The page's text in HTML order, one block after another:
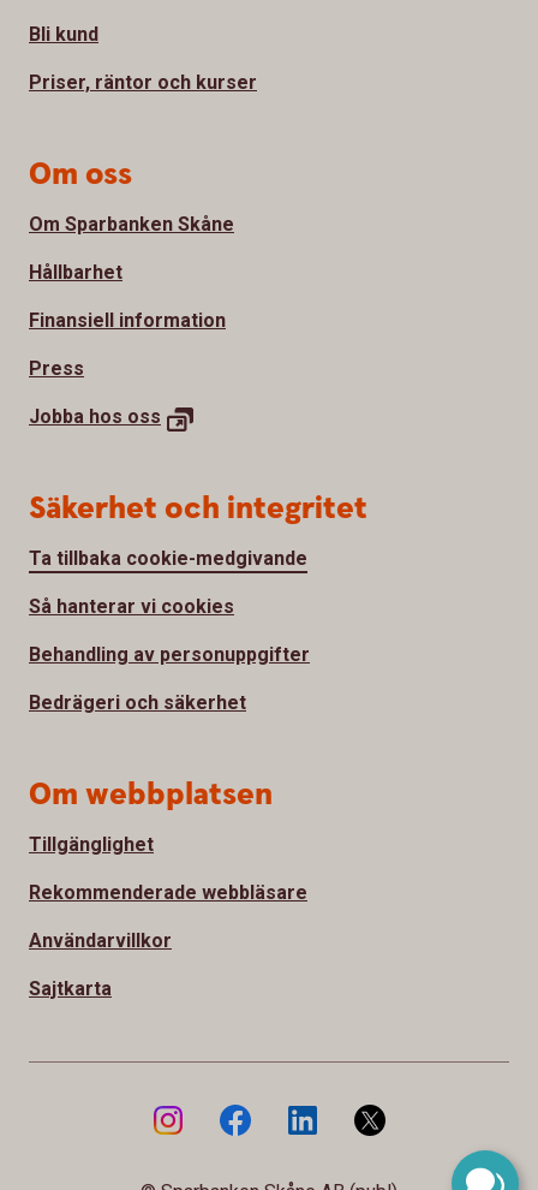
Bli kund
Priser, räntor och kurser
Om oss
Om Sparbanken Skåne
Hållbarhet
Finansiell information
Press
Jobba hos oss
Säkerhet och integritet
Ta tillbaka cookie-medgivande
Så hanterar vi cookies
Behandling av personuppgifter
Bedrägeri och säkerhet
Om webbplatsen
Tillgänglighet
Rekommenderade webbläsare
Användarvillkor
Sajtkarta